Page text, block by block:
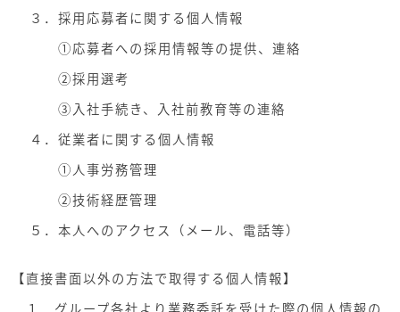
３．採用応募者に関する個人情報
①応募者への採用情報等の提供、連絡
②採用選考
③入社手続き、入社前教育等の連絡
４．従業者に関する個人情報
①人事労務管理
②技術経歴管理
５．本人へのアクセス（メール、電話等）
【直接書面以外の方法で取得する個人情報】